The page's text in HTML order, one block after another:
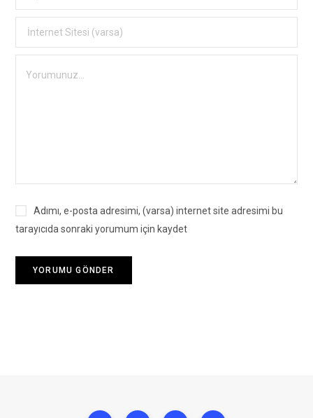
Adımı, e-posta adresimi, (varsa) internet site adresimi bu
tarayıcıda sonraki yorumum için kaydet